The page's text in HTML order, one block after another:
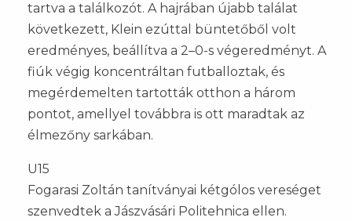
tartva a találkozót. A hajrában újabb találat
következett, Klein ezúttal büntetőből volt
eredményes, beállítva a 2–0-s végeredményt. A
fiúk végig koncentráltan futballoztak, és
megérdemelten tartották otthon a három
pontot, amellyel továbbra is ott maradtak az
élmezőny sarkában.
U15
Fogarasi Zoltán tanítványai kétgólos vereséget
szenvedtek a Jászvásári Politehnica ellen.